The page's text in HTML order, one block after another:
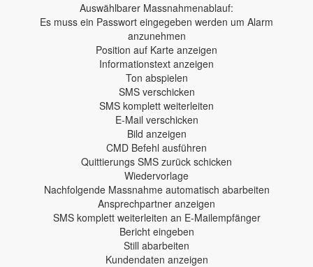
Auswählbarer Massnahmenablauf:
Es muss ein Passwort eingegeben werden um Alarm
anzunehmen
Position auf Karte anzeigen
Informationstext anzeigen
Ton abspielen
SMS verschicken
SMS komplett weiterleiten
E-Mail verschicken
Bild anzeigen
CMD Befehl ausführen
Quittierungs SMS zurück schicken
Wiedervorlage
Nachfolgende Massnahme automatisch abarbeiten
Ansprechpartner anzeigen
SMS komplett weiterleiten an E-Mailempfänger
Bericht eingeben
Still abarbeiten
Kundendaten anzeigen